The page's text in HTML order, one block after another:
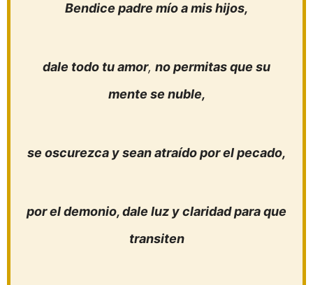
Bendice padre mío a mis hijos,
dale todo tu amor, no permitas que su
mente se nuble,
se oscurezca y sean atraído por el pecado,
por el demonio, dale luz y claridad para que
transiten